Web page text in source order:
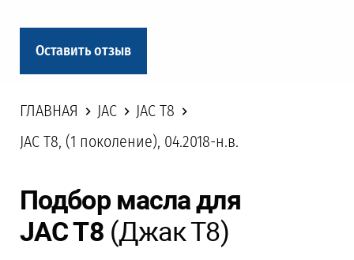
Оставить отзыв
ГЛАВНАЯ JAC
JAC T8
JAC T8, (1 поколение), 04.2018-н.в.
Подбор масла для
JAC T8 (Джак Т8)